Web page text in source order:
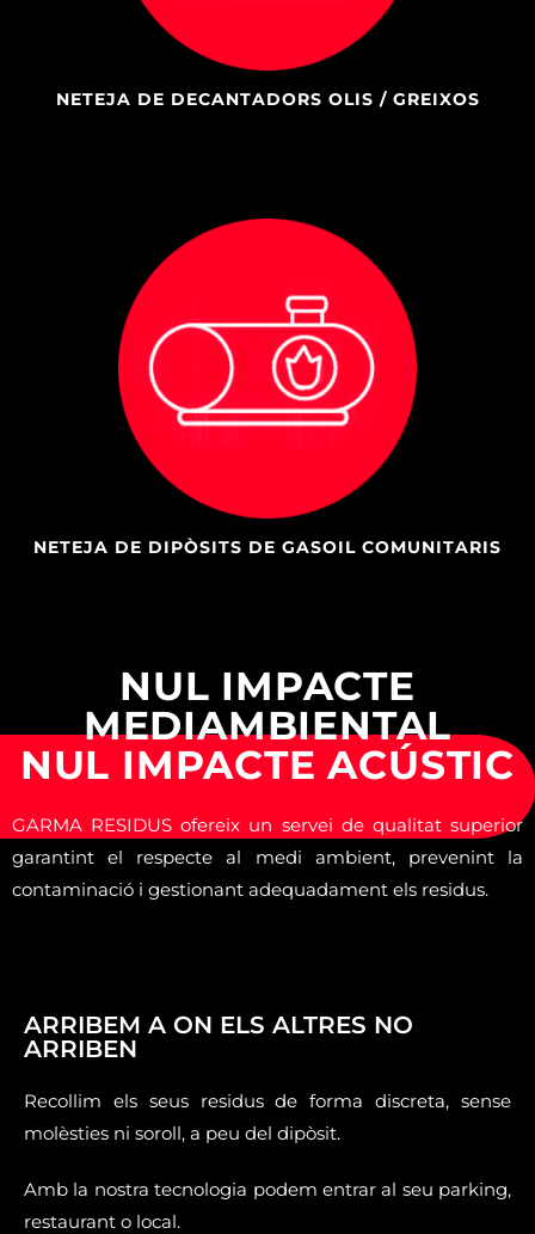
NETEJA DE DECANTADORS OLIS / GREIXOS
NETEJA DE DIPÒSITS DE GASOIL COMUNITARIS
NUL IMPACTE
MEDIAMBIENTAL
NUL IMPACTE ACÚSTIC
GARMA RESIDUS ofereix un servei de qualitat superior
garantint el respecte al medi ambient, prevenint la
contaminació i gestionant adequadament els residus.
ARRIBEM A ON ELS ALTRES NO
ARRIBEN
Recollim els seus residus de forma discreta, sense
molèsties ni soroll, a peu del dipòsit.
Amb la nostra tecnologia podem entrar al seu parking,
restaurant o local.